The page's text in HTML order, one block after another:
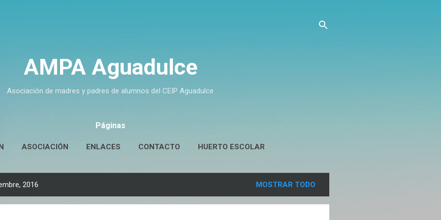
AMPA Aguadulce
Asociación de madres y padres de alumnos del CEIP Aguadulce
Páginas
ASOCIACIÓN ENLACES CONTACTO HUERTO ESCOLAR
2016 MOSTRAR TODO